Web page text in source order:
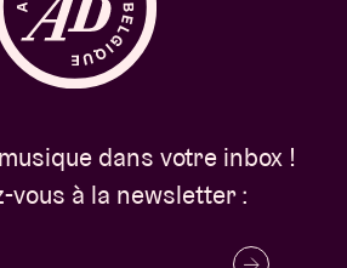
dans votre inbox !
vous à la newsletter :